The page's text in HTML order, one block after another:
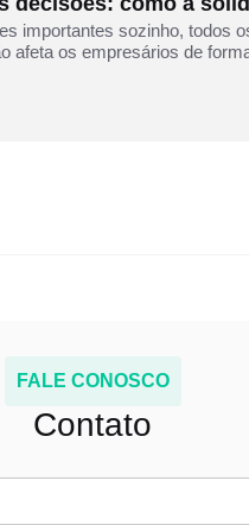
importantes sozinho, todos
afeta os empresários de
FALE CONOSCO
Contato